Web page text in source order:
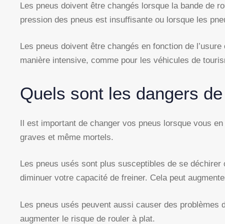
Les pneus doivent être changés lorsque la bande de
pression des pneus est insuffisante ou lorsque les
Les pneus doivent être changés en fonction de
manière intensive, comme pour les véhicules de
Quels sont les dangers
Il est important de changer vos pneus lorsque vous
graves et même mortels.
Les pneus usés sont plus susceptibles de se
diminuer votre capacité de freiner. Cela peut
Les pneus usés peuvent aussi causer des
augmenter le risque de rouler à plat.